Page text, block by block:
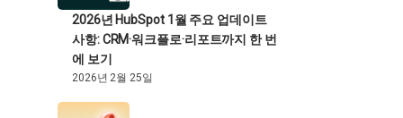
2026년 HubSpot 1월 주요 업데이트
사항: CRM·워크플로·리포트까지 한 번
에 보기
2026년 2월 25일